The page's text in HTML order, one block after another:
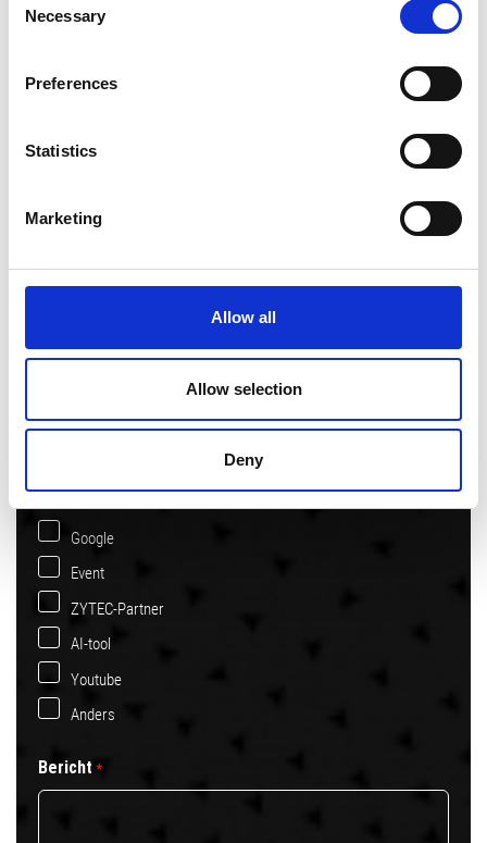
Selection
Necessary
Preferences
Statistics
Marketing
Allow all
Allow selection
Deny
Voornaam
Telefoonnummer *
Hoe heeft u ZYTEC gevonden?
Google
Event
ZYTEC-Partner
AI-tool
Youtube
Anders
Bericht *